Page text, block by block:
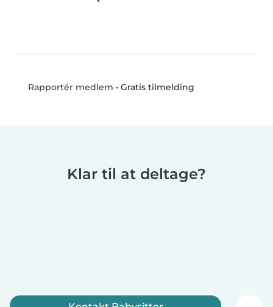
Rapportér medlem • Gratis tilmelding
Klar til at deltage?